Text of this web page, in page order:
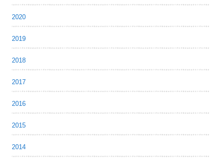
2020
2019
2018
2017
2016
2015
2014